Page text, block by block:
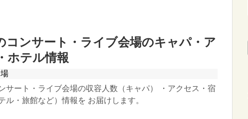
コンサート・ライブ会場のキャパ・ア
ホテル情報
サート・ライブ会場の収容人数（キャパ） ・アクセス・宿
ル・旅館など）情報を お届けします。